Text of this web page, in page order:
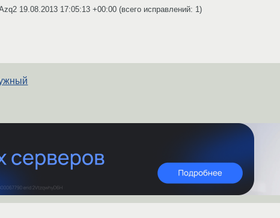
19.08.2013 17:05:13 +00:00 (всего исправлений: 1)